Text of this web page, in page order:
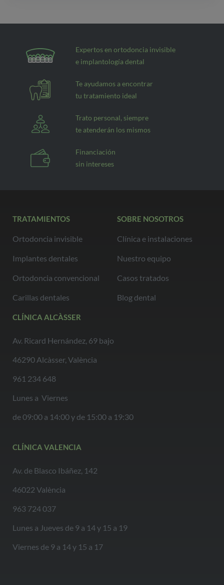
Expertos en ortodoncia invisible
e implantología dental
Te ayudamos a encontrar
tu tratamiento ideal
Trato personal, siempre
te atenderán los mismos
Financiación
sin intereses
TRATAMIENTOS
Ortodoncia invisible
Implantes dentales
Ortodoncia convencional
Carillas dentales
SOBRE NOSOTROS
Clínica e instalaciones
Nuestro equipo
Casos tratados
Blog dental
CLÍNICA ALCÀSSER
Av. Ricard Hernández, 69 bajo
46290 Alcàsser, València
961 234 648
Lunes a Viernes
de 09:00 a 14:00 y de 15:00 a 19:30
CLÍNICA VALENCIA
Av. de Blasco Ibáñez, 142
46022 València
963 724 037
Lunes a Jueves de 9 a 14 y 15 a 19
Viernes de 9 a 14 y 15 a 17